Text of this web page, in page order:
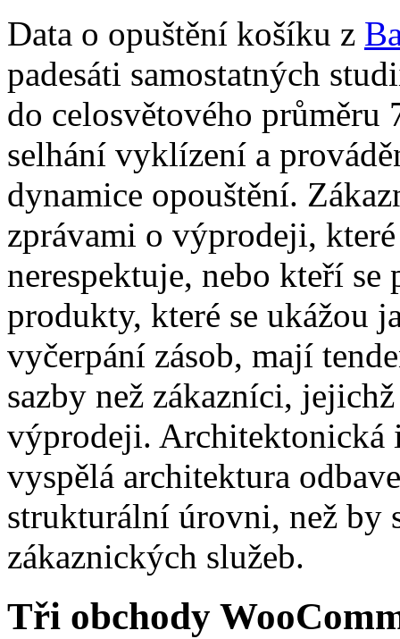
Data o opuštění košíku z
padesáti samostatných
do celosvětového
selhání vyklízení a
dynamice opouštění.
zprávami o výprodeji,
nerespektuje, nebo kteří
produkty, které se ukážou
vyčerpání zásob, mají
sazby než zákazníci,
výprodeji. Architektonická
vyspělá architektura
strukturální úrovni, než by
zákaznických služeb.
Tři obchody